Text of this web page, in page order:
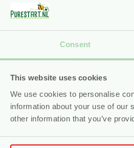
Consent
This website uses cookies
We use cookies to personalise
information about your use of our
other information that you’ve